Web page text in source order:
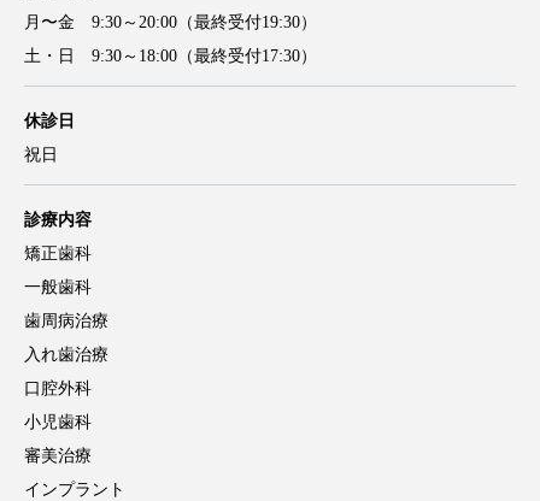
月〜金 9:30～20:00（最終受付19:30）
土・日 9:30～18:00（最終受付17:30）
休診日
祝日
診療内容
矯正歯科
一般歯科
歯周病治療
入れ歯治療
口腔外科
小児歯科
審美治療
インプラント